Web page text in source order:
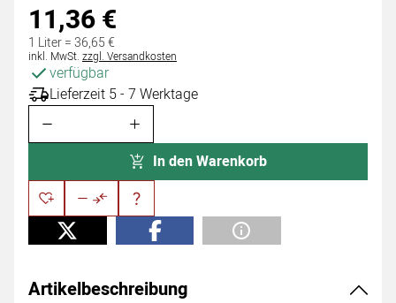
11,36€
1 Liter =36,65€
Steuerhinweis:
inkl. MwSt. zzgl. Versandkosten
verfügbar
Lieferzeit 5 - 7 Werktage
In den Warenkorb
Artikelbeschreibung